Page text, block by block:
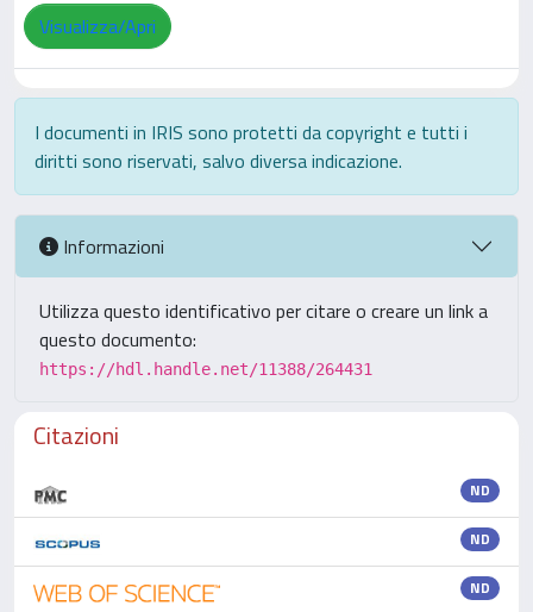
Visualizza/Apri
I documenti in IRIS sono protetti da copyright e tutti i
diritti sono riservati, salvo diversa indicazione.
Informazioni
Utilizza questo identificativo per citare o creare un link a
questo documento:
https://hdl.handle.net/11388/264431
Citazioni
ND
ND
ND